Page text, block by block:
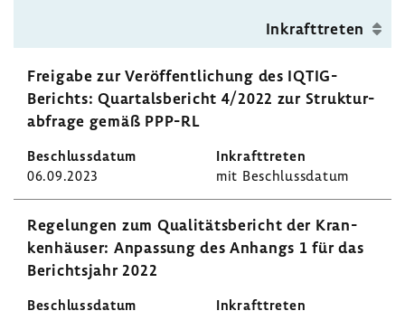
Inkraft­treten
Frei­gabe zur Veröf­fent­li­chung des IQTIG-​
Berichts: Quar­tals­be­richt 4/2022 zur Struk­tur­
ab­frage gemäß PPP-RL
06.09.2023 mit Beschluss­datum
Rege­lungen zum Quali­täts­be­richt der Kran­
ken­häuser: Anpas­sung des Anhangs 1 für das
Berichts­jahr 2022